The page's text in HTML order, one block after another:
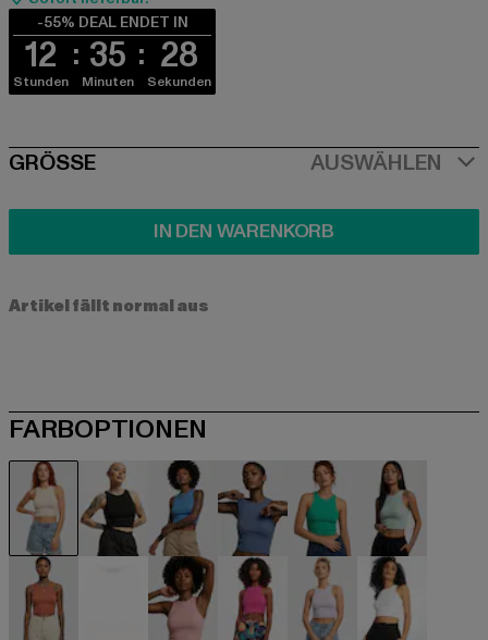
-55% DEAL ENDET IN
12
Stunden
35
Minuten
28
Sekunden
SIZE
GRÖSSE AUSWÄHLEN
IN DEN WARENKORB
Artikel fällt normal aus
FARBOPTIONEN
beige schwarzblau blau grün grün